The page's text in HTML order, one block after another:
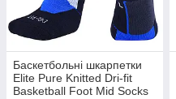
Баскетбольні шкарпетки
Elite Pure Knitted Dri-fit
Basketball Foot Mid Socks